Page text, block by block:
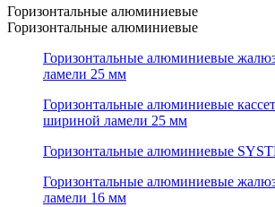
Горизонтальные алюминиевые
Горизонтальные алюминиевые
Горизонтальные алюминиевые
ламели 25 мм
Горизонтальные алюминиевые
шириной ламели 25 мм
Горизонтальные алюминиевые
Горизонтальные алюминиевые
ламели 16 мм